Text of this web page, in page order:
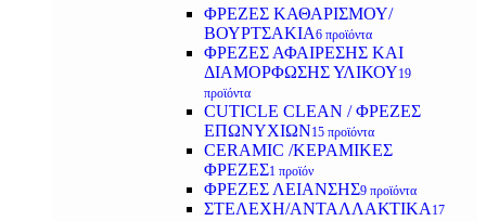
ΦΡΕΖΕΣ ΚΑΘΑΡΙΣΜΟΥ/
ΒΟΥΡΤΣΑΚΙΑ6 προϊόντα
ΦΡΕΖΕΣ ΑΦΑΙΡΕΣΗΣ ΚΑΙ
ΔΙΑΜΟΡΦΩΣΗΣ ΥΛΙΚΟΥ19
προϊόντα
CUTICLE CLEAN / ΦΡΕΖΕΣ
ΕΠΩΝΥΧΙΩΝ15 προϊόντα
CERAMIC /ΚΕΡΑΜΙΚΕΣ
ΦΡΕΖΕΣ1 προϊόν
ΦΡΕΖΕΣ ΛΕΙΑΝΣΗΣ9 προϊόντα
ΣΤΕΛΕΧΗ/ΑΝΤΑΛΛΑΚΤΙΚΑ 17